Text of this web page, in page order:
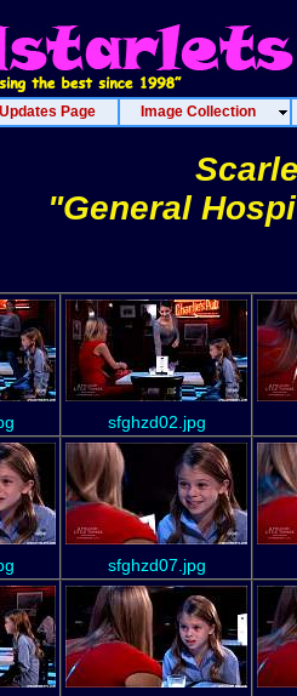
Page Image Collection
"General
sfghzd02.jpg
sfghzd07.jpg